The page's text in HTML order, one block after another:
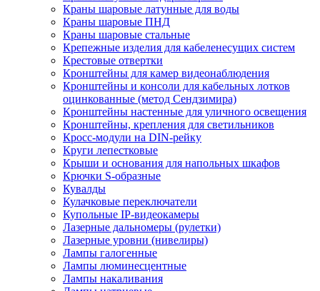
Краны шаровые латунные для воды
Краны шаровые ПНД
Краны шаровые стальные
Крепежные изделия для кабеленесущих систем
Крестовые отвертки
Кронштейны для камер видеонаблюдения
Кронштейны и консоли для кабельных лотков
оцинкованные (метод Сендзимира)
Кронштейны настенные для уличного освещения
Кронштейны, крепления для светильников
Кросс-модули на DIN-рейку
Круги лепестковые
Крыши и основания для напольных шкафов
Крючки S-образные
Кувалды
Кулачковые переключатели
Купольные IP-видеокамеры
Лазерные дальномеры (рулетки)
Лазерные уровни (нивелиры)
Лампы галогенные
Лампы люминесцентные
Лампы накаливания